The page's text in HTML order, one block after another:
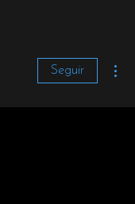
Seguir